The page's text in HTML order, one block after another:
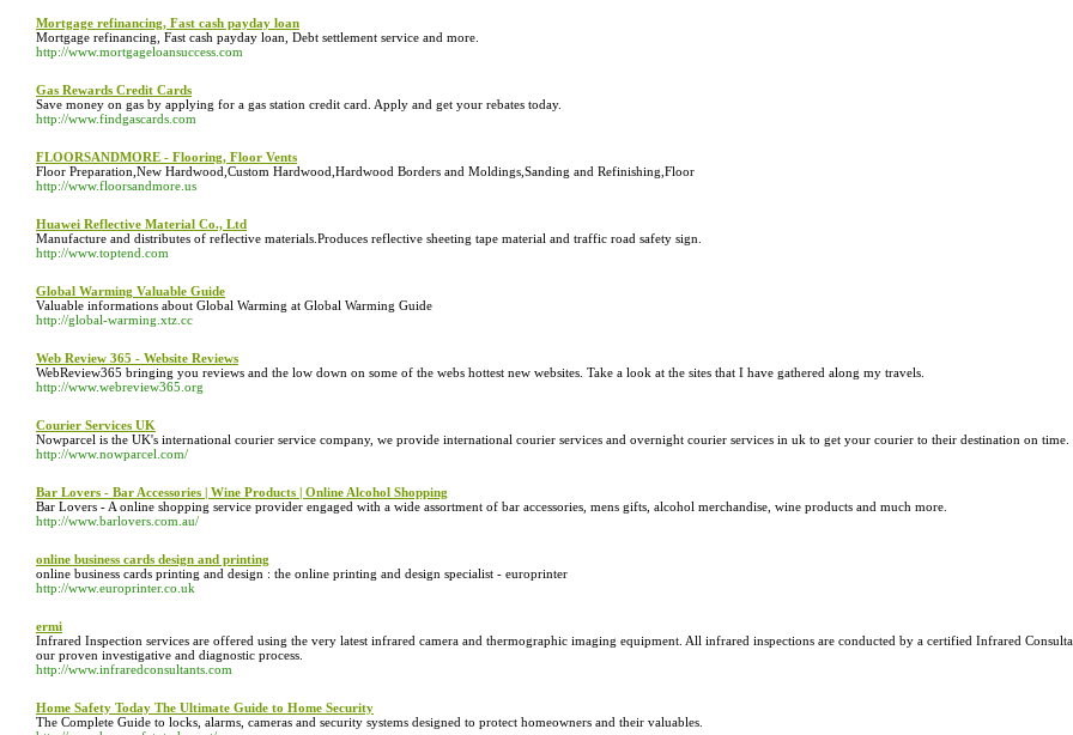
Mortgage refinancing, Fast cash payday loan
Mortgage refinancing, Fast cash payday loan, Debt settlement service and more.
http://www.mortgageloansuccess.com
Gas Rewards Credit Cards
Save money on gas by applying for a gas station credit card. Apply and get your rebates today.
http://www.findgascards.com
FLOORSANDMORE - Flooring, Floor Vents
Floor Preparation,New Hardwood,Custom Hardwood,Hardwood Borders and Moldings,Sanding and Refinishing,Floor
http://www.floorsandmore.us
Huawei Reflective Material Co., Ltd
Manufacture and distributes of reflective materials.Produces reflective sheeting tape material and traffic road safety sign.
http://www.toptend.com
Global Warming Valuable Guide
Valuable informations about Global Warming at Global Warming Guide
http://global-warming.xtz.cc
Web Review 365 - Website Reviews
WebReview365 bringing you reviews and the low down on some of the webs hottest new websites. Take a look at the sites that I have gathered along my travels.
http://www.webreview365.org
Courier Services UK
Nowparcel is the UK's international courier service company, we provide international courier services and overnight courier services in uk to get your courier to their destination on time.
http://www.nowparcel.com/
Bar Lovers - Bar Accessories | Wine Products | Online Alcohol Shopping
Bar Lovers - A online shopping service provider engaged with a wide assortment of bar accessories, mens gifts, alcohol merchandise, wine products and much more.
http://www.barlovers.com.au/
online business cards design and printing
online business cards printing and design : the online printing and design specialist - europrinter
http://www.europrinter.co.uk
ermi
Infrared Inspection services are offered using the very latest infrared camera and thermographic imaging equipment. All infrared inspections are conducted by a certified Infrared
our proven investigative and diagnostic process.
http://www.infraredconsultants.com
Home Safety Today The Ultimate Guide to Home Security
The Complete Guide to locks, alarms, cameras and security systems designed to protect homeowners and their valuables.